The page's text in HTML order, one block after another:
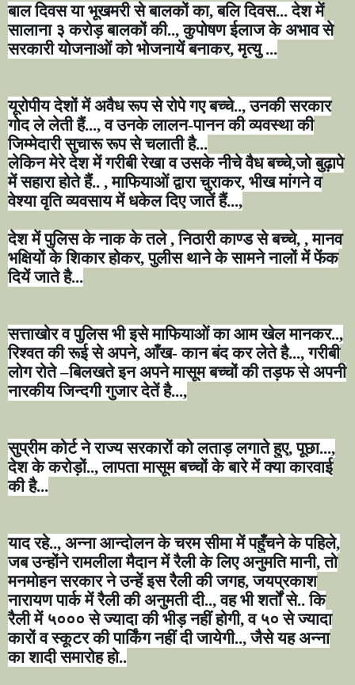
बाल दिवस या भूखमरी से बालकों का,बलि दिवस... देश में
सालाना ३ करोड़ बालकों की..,कुपोषण ईलाज के अभाव से
सरकारी योजनाओं को भोजनायें बनाकर,मृत्यु ...
यूरोपीय देशों में अवैध रूप से रोपे गए बच्चे..,उनकी सरकार
गोद ले लेती हैं...,व उनके लालन-पानन की व्यवस्था की
जिम्मेदारी सुचारू रूप से चलाती है...
लेकिन मेरे देश में गरीबी रेखा व उसके नीचे वैध बच्चे,जो बुढ़ापे
में सहारा होते हैं.. ,माफियाओं द्वारा चुराकर, भीख मांगने व
वेश्या वृति व्यवसाय में धकेल दिए जातें हैं...,
देश में पुलिस के नाक के तले,निठारी काण्ड से बच्चे, ,मानव
भक्षियों के शिकार होकर,पुलीस थाने के सामने नालों में फेंक
दियें जाते है...
सत्ताखोर व पुलिस भी इसे माफियाओं का आम खेल मानकर..,
रिश्वत की रूई से अपने, आँख- कान बंद कर लेते है...,गरीबी
लोग रोते–बिलखते इन अपने मासूम बच्चों की तड़फ से अपनी
नारकीय जिन्दगी गुजार देतें है...,
सुप्रीम कोर्ट ने राज्य सरकारों को लताड़ लगाते हुए,पूछा...,
देश के करोड़ों..,लापता मासूम बच्चों के बारे में क्या कारवाई
की है...
याद रहे.., अन्ना आन्दोलन के चरम सीमा में पहुँचने के पहिले,
जब उन्होंने रामलीला मैदान में रैली के लिए अनुमति मानी,तो
मनमोहन सरकार ने उन्हें इस रैली की जगह,जयप्रकाश
नारायण पार्क में रैली की अनुमती दी..,वह भी शर्तों से.. कि
रैली में ५००० से ज्यादा की भीड़ नहीं होगी,व ५० से ज्यादा
कारों व स्कूटर की पार्किंग नहीं दी जायेगी..,जैसे यह अन्ना
का शादी समारोह हो..